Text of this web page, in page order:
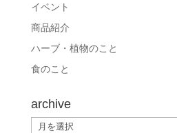
イベント
商品紹介
ハーブ・植物のこと
食のこと
archive
archive